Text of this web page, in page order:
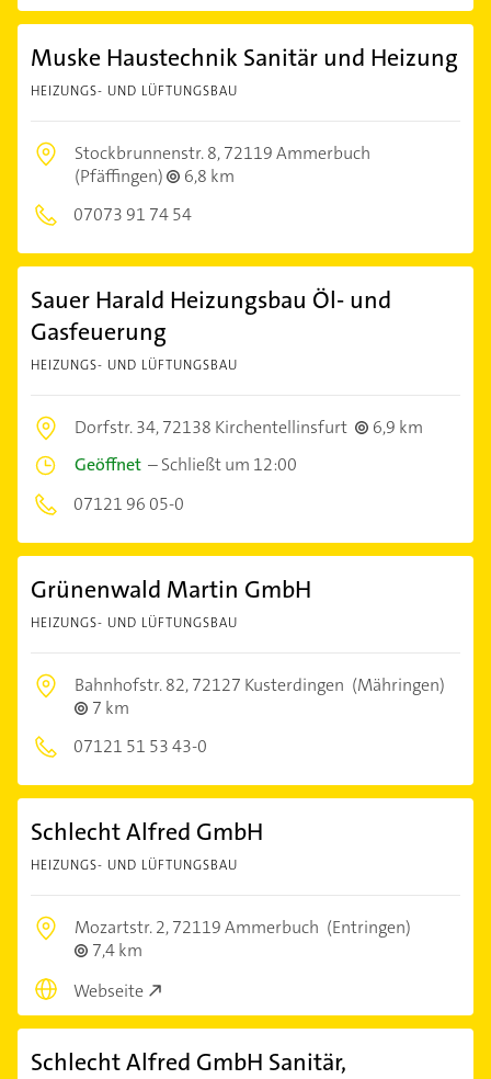
Muske Haustechnik Sanitär und Heizung
HEIZUNGS- UND LÜFTUNGSBAU
Stockbrunnenstr. 8,72119 Ammerbuch
(Pfäffingen)
6,8 km
07073 91 74 54
Sauer Harald Heizungsbau Öl- und
Gasfeuerung
HEIZUNGS- UND LÜFTUNGSBAU
Dorfstr. 34,72138 Kirchentellinsfurt
6,9 km
Geöffnet –Schließt um 12:00
07121 96 05-0
Grünenwald Martin GmbH
HEIZUNGS- UND LÜFTUNGSBAU
Bahnhofstr. 82,72127 Kusterdingen (Mähringen)
7 km
07121 51 53 43-0
Schlecht Alfred GmbH
HEIZUNGS- UND LÜFTUNGSBAU
Mozartstr. 2,72119 Ammerbuch (Entringen)
7,4 km
Webseite
Schlecht Alfred GmbH Sanitär,